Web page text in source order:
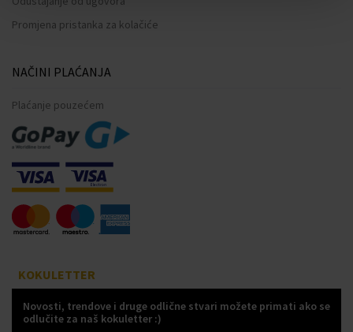
Promjena pristanka za kolačiće
NAČINI PLAĆANJA
Plaćanje pouzećem
KOKULETTER
Novosti, trendove i druge odlične stvari možete primati ako se
odlučite za naš kokuletter :)